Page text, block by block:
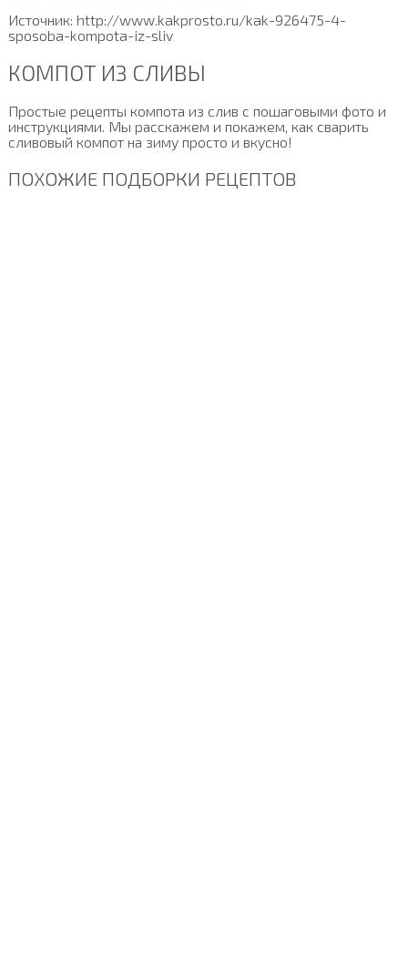
Источник: http://www.kakprosto.ru/kak-926475-4-
sposoba-kompota-iz-sliv
КОМПОТ ИЗ СЛИВЫ
Простые рецепты компота из слив с пошаговыми фото и
инструкциями. Мы расскажем и покажем, как сварить
сливовый компот на зиму просто и вкусно!
ПОХОЖИЕ ПОДБОРКИ РЕЦЕПТОВ